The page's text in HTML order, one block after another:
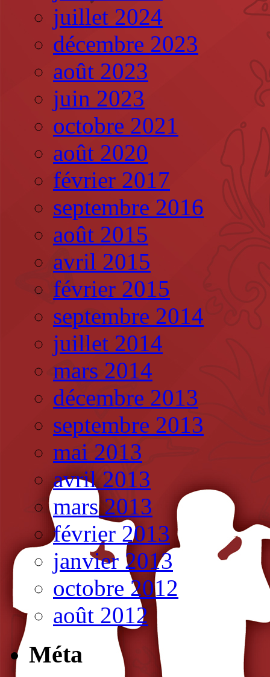
juillet 2024
décembre 2023
août 2023
juin 2023
octobre 2021
août 2020
février 2017
septembre 2016
août 2015
avril 2015
février 2015
septembre 2014
juillet 2014
mars 2014
décembre 2013
septembre 2013
mai 2013
avril 2013
mars 2013
février 2013
janvier 2013
octobre 2012
août 2012
Méta